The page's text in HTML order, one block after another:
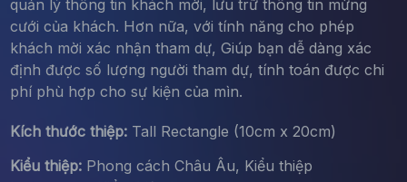
quản lý thông tin khách mời, lưu trữ thông tin mừng
cưới của khách. Hơn nữa, với tính năng cho phép
khách mời xác nhận tham dự, Giúp bạn dễ dàng xác
định được số lượng người tham dự, tính toán được chi
phí phù hợp cho sự kiện của mìn.
Kích thước thiệp:Tall Rectangle (10cm x 20cm)
Kiểu thiệp:Phong cách Châu Âu, Kiểu thiệp